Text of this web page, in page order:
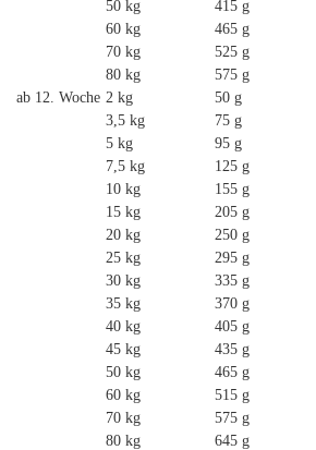
50 kg
415 g
60 kg
465 g
70 kg
525 g
80 kg
575 g
ab 12. Woche 2 kg
50 g
3,5 kg
75 g
5 kg
95 g
7,5 kg
125 g
10 kg
155 g
15 kg
205 g
20 kg
250 g
25 kg
295 g
30 kg
335 g
35 kg
370 g
40 kg
405 g
45 kg
435 g
50 kg
465 g
60 kg
515 g
70 kg
575 g
80 kg
645 g